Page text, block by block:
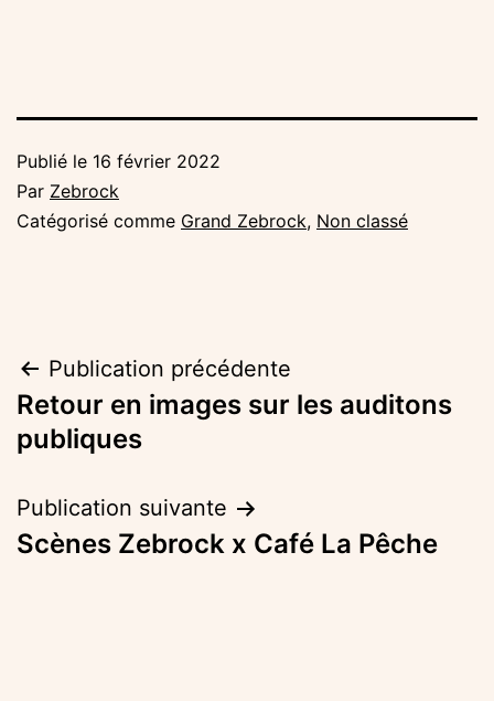
Publié le 16 février 2022
Par Zebrock
Catégorisé comme Grand Zebrock, Non classé
Navigation
de
Publication précédente
Retour en images sur les auditons
publiques
Publication suivante
Scènes Zebrock x Café La Pêche